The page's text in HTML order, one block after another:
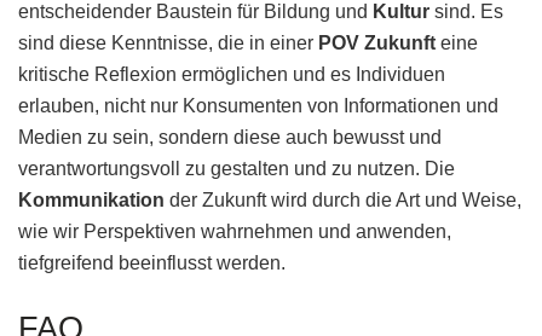
entscheidender Baustein für Bildung und Kultur sind. Es
sind diese Kenntnisse, die in einer POV Zukunft eine
kritische Reflexion ermöglichen und es Individuen
erlauben, nicht nur Konsumenten von Informationen und
Medien zu sein, sondern diese auch bewusst und
verantwortungsvoll zu gestalten und zu nutzen. Die
Kommunikation der Zukunft wird durch die Art und Weise,
wie wir Perspektiven wahrnehmen und anwenden,
tiefgreifend beeinflusst werden.
FAQ